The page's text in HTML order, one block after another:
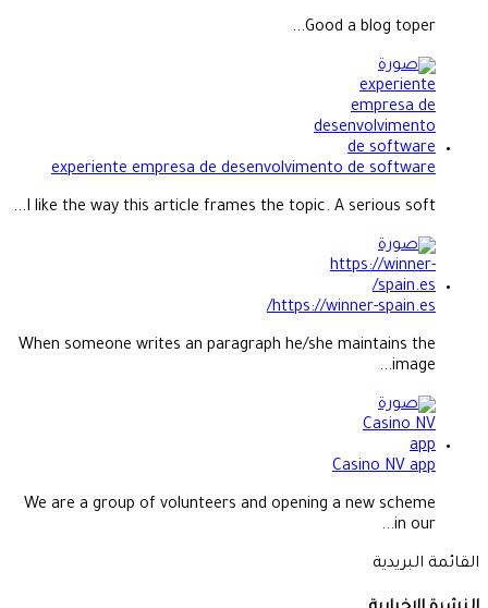
Good a blog toper...
experiente empresa de desenvolvimento de software
I like the way this article frames the topic. A serious soft...
https://winner-spain.es/
When someone writes an paragraph he/she maintains the
image...
Casino NV app
We are a group of volunteers and opening a new scheme
in our...
القائمة البريدية